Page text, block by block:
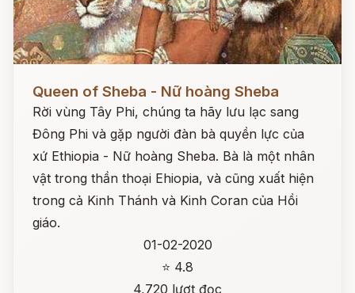
Queen of Sheba - Nữ hoàng Sheba
Rời vùng Tây Phi, chúng ta hãy lưu lạc sang
Đông Phi và gặp người đàn bà quyền lực của
xứ Ethiopia - Nữ hoàng Sheba. Bà là một nhân
vật trong thần thoại Ehiopia, và cũng xuất hiện
trong cả Kinh Thánh và Kinh Coran của Hồi
giáo.
01-02-2020
⭐ 4.8
4,720 lượt đọc